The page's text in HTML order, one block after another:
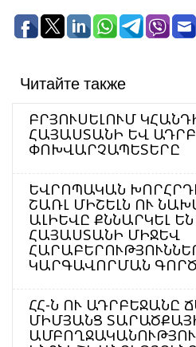
Читайте также
ԲՐՅՈՒՍԵԼՈՒՄ
ՀԱՅԱՍՏԱՆԻ ԵՎ
ՓՈԽՎԱՐՉԱՊԵՏԵՐԸ
ԵՎՐՈՊԱԿԱՆ
ՇԱՌԼ ՄԻՇԵԼՆ ՈՒ
ԱԼԻԵՎԸ ՔՆՆԱՐԿԵԼ
ՀԱՅԱՍՏԱՆԻ ՄԻՋԵՎ
ԿԱՐԳԱՎՈՐՄԱՆ
ՀՀ-Ն ՈՒ ԱԴՐԲԵՋԱՆԸ
ՄԻՄՅԱՆՑ